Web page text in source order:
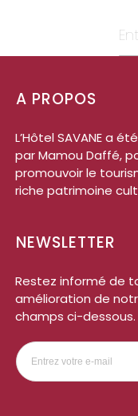
A PROPOS
L’Hôtel SAVANE a
par Mamou Daffé,
promouvoir le
riche patrimoine
NEWSLETTER
Restez informé de
amélioration de
champs ci-dessous.